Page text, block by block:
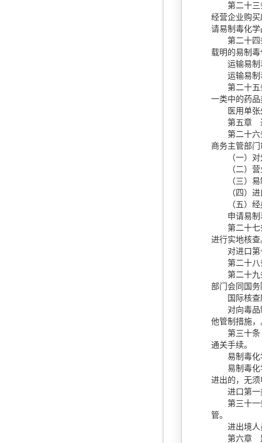
第二十三
经营企业购
请易制毒化
第二十四条
载明的易制
运输易制毒
运输易制毒
第二十五条
一类中的药
医用单张处
第五章
第二十
商务主管部
（一）对
（二）营
（三）易制
（四）进
（五）经
申请易制毒
第二十七条
进行实地核
对进口第一
第二十八条
第二十九条
部门会同国
国际核查
对向毒品制
他管制措施
第三十条
通关手续。
易制毒化学
易制毒化学
进出的，无
进口第一类
第三十一条
管。
进出境人员
第六章